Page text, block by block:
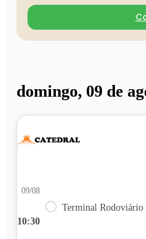
domingo, 09 de
10:30
09/08
Terminal Rodoviário